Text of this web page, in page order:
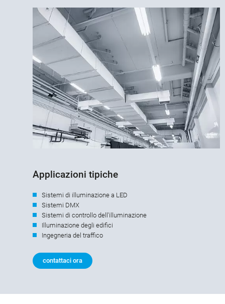
Applicazioni tipiche
Sistemi di illuminazione a LED
Sistemi DMX
Sistemi di controllo dell'illuminazione
Illuminazione degli edifici
Ingegneria del traffico
contattaci ora